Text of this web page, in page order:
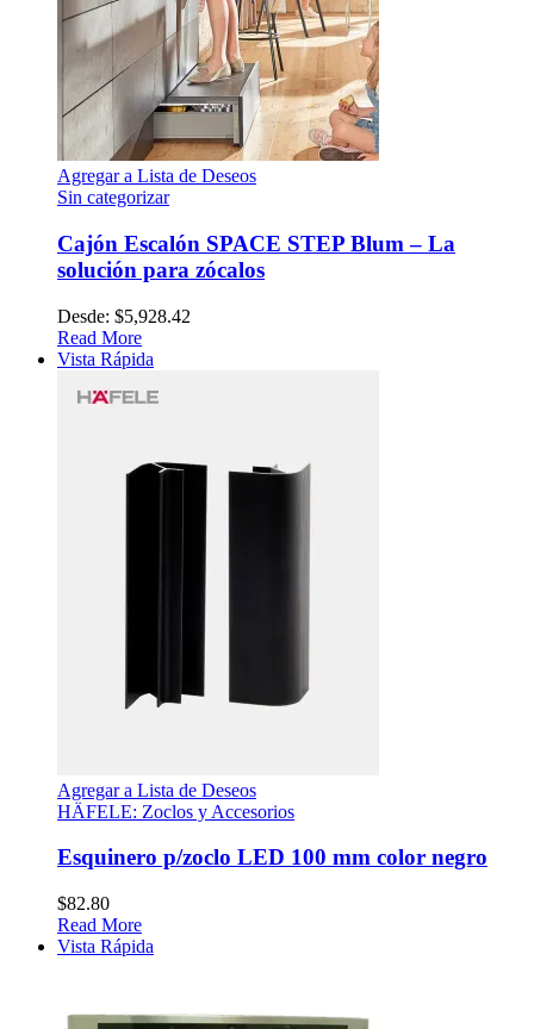
Agregar a Lista de Deseos
Sin categorizar
Cajón Escalón SPACE STEP Blum – La
solución para zócalos
Desde: $5,928.42
Read More
Vista Rápida
Agregar a Lista de Deseos
HÄFELE: Zoclos y Accesorios
Esquinero p/zoclo LED 100 mm color negro
$82.80
Read More
Vista Rápida